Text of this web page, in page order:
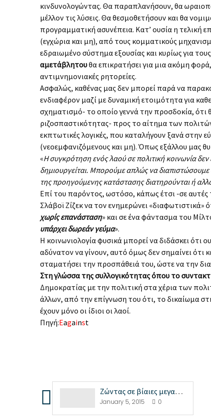
κινδυνολογώντας. Θα παραπλανήσουν, θα
μέλλον τις λύσεις. Θα θεσμοθετήσουν και θα
προγραμματική ασυνέπεια. Κατ’ ουσία η τελική
(εγχώρια και μη), από τους κομματικούς
εδραιωμένο σύστημα εξουσίας και κυρίως για
αμετάβλητουθα επικρατήσει για μια ακόμη
αντιμνημονιακές ρητορείες.
Ασφαλώς, καθένας μας δεν μπορεί παρά να
ενδιαφέρον μαζί με δυναμική ετοιμότητα για
σχηματισμό- το οποίο γεννά την προσδοκία, ότι
ριζοσπαστικότητας- προς το αίτημα των
εκπτωτικές λογικές, που καταλήγουν ξανά στην
(νεοεμφανιζόμενους και μη). Όπως εξάλλου μας
«Η συγκρότηση ενός λαού σε πολιτική κοινωνία δεν
δημιουργείται. Μπορούμε απλώς να διαπιστώσουμε
της προηγούμενης κατάστασης διατηρούνται ή
Επί του παρόντος, ωστόσο, κάπως έτσι -σε
Σλάβοϊ Ζίζεκ να τον ενημερώνει «διαφωτιστικά»
χωρίς επανάσταση» και σε ένα φάντασμα του
υπάρχει δωρεάν γεύμα».
Η κοινωνιολογία φυσικά μπορεί να διδάσκει ότι
αδύνατον να γίνουν, αυτό όμως δεν σημαίνει ότι
σταματήσει την προσπάθειά του, ώστε να την
Στη γλώσσα της συλλογικότητας όπου το
Δημοκρατίας με την πολιτική στα χέρια των
άλλων, από την επίγνωση του ότι, το δικαίωμα
έχουν μόνο οι ίδιοι οι λαοί.
Πηγή:Eagainst
Ζώντας σε βίαιες μεγαλουπόλεις της Σταυρούλας Μπίλ...
January 5, 2015 0